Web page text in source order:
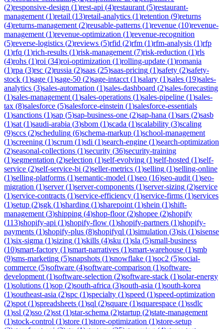
(2)responsive-design (1)rest-api (4)restaurant (5)restaurant-
management (1)retail (13)retail-analytics (1)retention (9)returns
(4)returns-management (2)reusable-patterns (1)revenue (10)revenue-
management (1)revenue-optimization (1)revenue-recognition
(5)reverse-logistics (2)reviews (5)rfid (2)rfm (1)rfm-analysis (1)rfp
(1)rfq (1)rich-results (1)risk-management (7)risk-reduction (1)rls
(4)rohs (1)roi (34)roi-optimization (1)rolling-update (1)romania
(1)rpa (3)rsc (2)russia (2)saas (25)saas-pricing (1)safety (2)safety-
stock (1)sage (1)sage-50 (2)sage-intacct (1)salary (1)sales (19)sales-
analytics (3)sales-automation (1)sales-dashboard (2)sales-forecasting
(1)sales-management (1)sales-operations (1)sales-pipeline (1)sales-
tax (8)salesforce (5)salesforce-einstein (1)salesforce-essentials
(1)sanctions (1)sap (5)sap-business-one (2)sap-hana (1)sars (2)sasb
(1)sat (1)saudi-arabia (3)sbom (1)scada (1)scalability (3)scaling
(9)sccs (2)scheduling (6)schema-markup (1)school-management
(1)screening (1)scrum (1)sdi (1)search-engine (1)search-optimization
(2)seasonal-collections (1)security (36)security-training
(1)segmentation (2)selection (1)self-evolving (1)self-hosted (1)self-
service (2)self-service-bi (2)seller-metrics (1)selling (1)selling-online
(1)selling-platforms (1)semantic-model (1)seo (16)seo-audit (1)seo-
migration (1)server(1)server-components (1)server-sizing (2)service
(1)service-contracts (1)service-efficiency (1)service-firms (1)services
(1)setup (2)sgk (1)sharding (1)sharepoint (1)shein (1)shift-
management (3)shipping (4)shop-floor(2)shopee (2)shopify
(113)shopify-api (1)shopify-flow (1)shopify-partners (1)shopify-
payments (1)shopify-plus (8)shopifyql (1)simulation (3)sis (1)sisense
(1)six-sigma (1)sizing (1)skills (4)sku (1)sla (5)small-business
(10)smart-factory (1)smart-narratives (1)smart-warehouse (1)smb
(9)sms-marketing (5)snapshots (1)snowflake (1)soc2 (5)social-
commerce (5)software (4)software-comparison (1)software-
development (1)software-selection (2)software-stack (1)solar-energy
(1)solutions (1)sop (2)south-africa (3)south-asia (1)south-korea
(1)southeast-asia (2)spc (1)specialty (1)speed (1)speed-optimization
(2)spot (1)spreadsheets (1)sql (2)square (1)squarespace (1)ssdlc
(1)ssl (2)sso (2)sst (1)star-schema (2)startup (2)state-management
(1)stock-control (1)store (1)store-optimization (1)store-setup